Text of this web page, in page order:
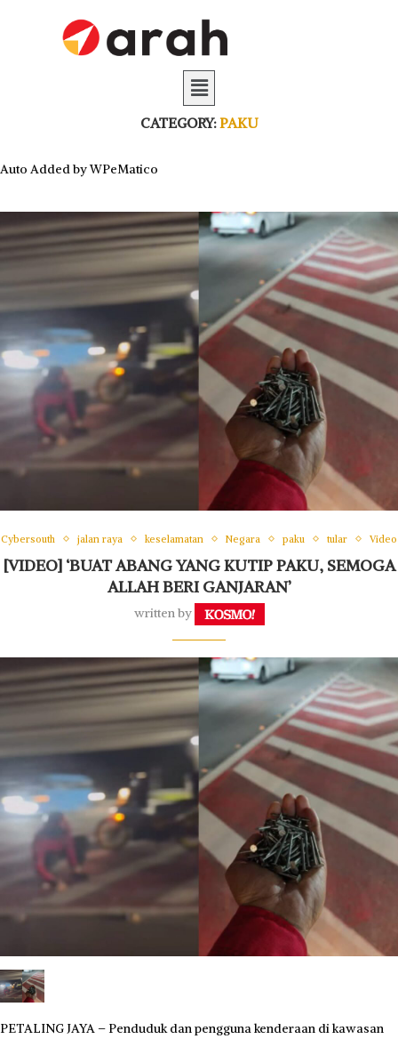
CATEGORY:PAKU
Auto Added by WPeMatico
Cybersouth jalan raya keselamatan Negara paku tular Video
[VIDEO] ‘BUAT ABANG YANG KUTIP PAKU, SEMOGA
ALLAH BERI GANJARAN’
written by
PETALING JAYA – Penduduk dan pengguna kenderaan di kawasan